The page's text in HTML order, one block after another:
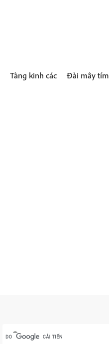
Tàng kinh các Đài mây tím